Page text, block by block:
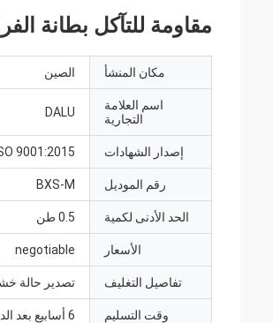
مقاومة للتآكل بطانة
مكان المنشأ الصين
اسم العلامة
التجارية
DALU
إصدار الشهادات 9001:2015
رقم الموديل BXS-M
الحد الأدنى لكمية 0.5 طن
الأسعار negotiable
تفاصيل التغليف تصدير حالة
وقت التسليم 6 أسابيع بعد الدفعة الأولى